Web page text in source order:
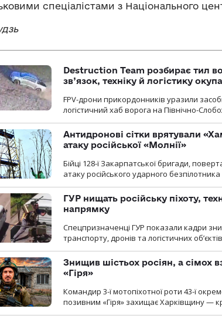
спеціалістами з Національного
Destruction Team розбирає тил
зв’язок, техніку й логістику
FPV-дрони прикордонників уразили
логістичний хаб ворога на Північно-
Антидронові сітки врятували
атаку російської «Молнії»
Бійці 128-ї Закарпатської бригади,
атаку російського ударного безпілотника
ГУР нищать російську піхоту,
напрямку
Спецпризначенці ГУР показали кадри
транспорту, дронів та логістичних
Знищив шістьох росіян, а сімох
«Гіря»
Командир 3-ї мотопіхотної роти 43-ї
позивним «Гіря» захищає Харківщину —